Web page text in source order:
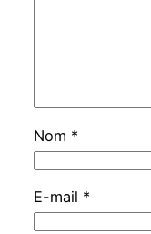
Nom *
E-mail *